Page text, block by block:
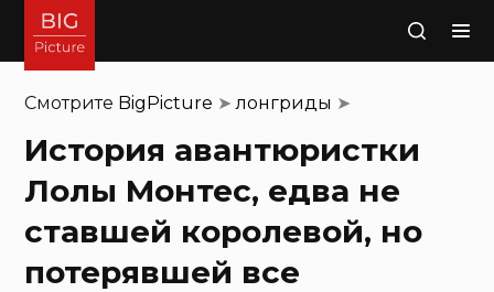
Поиск
Смотрите BigPicture ➤лонгриды ➤
История авантюристки
Лолы Монтес, едва не
ставшей королевой, но
потерявшей все